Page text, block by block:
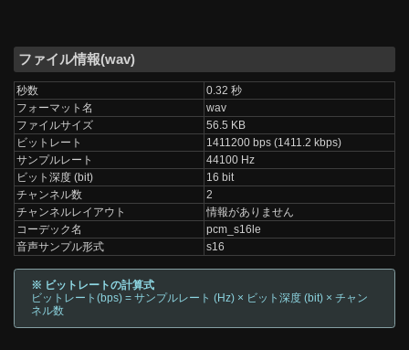
ファイル情報(wav)
秒数
0.32 秒
フォーマット名
wav
ファイルサイズ
56.5 KB
ビットレート
1411200 bps (1411.2 kbps)
サンプルレート
44100 Hz
ビット深度 (bit)
16 bit
チャンネル数
2
チャンネルレイアウト
情報がありません
コーデック名
pcm_s16le
音声サンプル形式
s16
※ ビットレートの計算式
ビットレート(bps) = サンプルレート (Hz) × ビット深度 (bit) × チャン
ネル数